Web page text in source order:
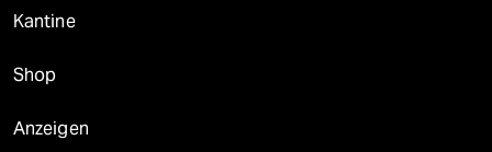
Kantine
Shop
Anzeigen